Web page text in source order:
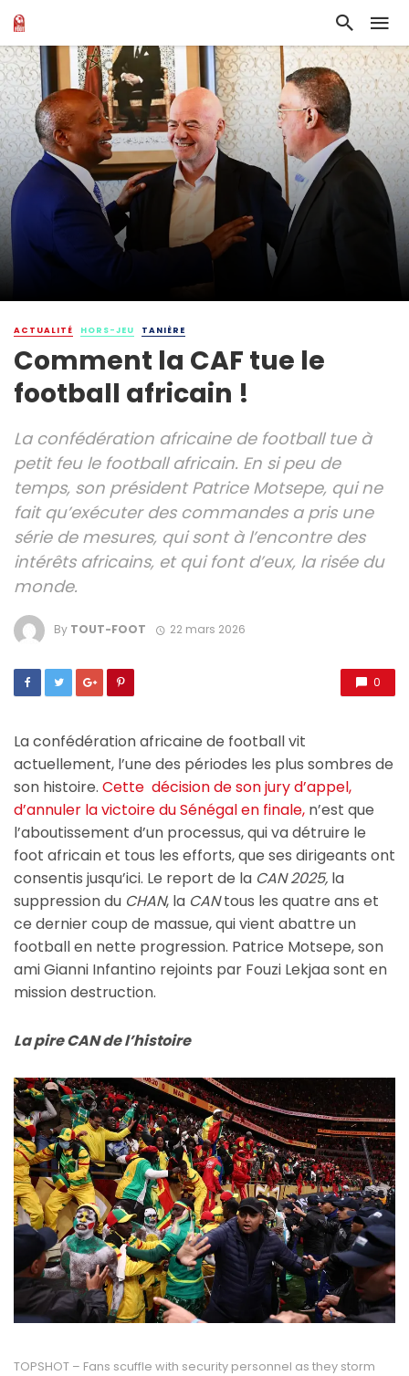
ACTUALITÉ HORS-JEU TANIÈRE
Comment la CAF tue le
football africain !
La confédération africaine de football tue à
petit feu le football africain. En si peu de
temps, son président Patrice Motsepe, qui ne
fait qu’exécuter des commandes a pris une
série de mesures, qui sont à l’encontre des
intérêts africains, et qui font d’eux, la risée du
monde.
By TOUT-FOOT 22 mars 2026
0
La confédération africaine de football vit
actuellement, l’une des périodes les plus sombres de
son histoire. Cette décision de son jury d’appel,
d’annuler la victoire du Sénégal en finale, n’est que
l’aboutissement d’un processus, qui va détruire le
foot africain et tous les efforts, que ses dirigeants ont
consentis jusqu’ici. Le report de la CAN 2025, la
suppression du CHAN, la CANtous les quatre ans et
ce dernier coup de massue, qui vient abattre un
football en nette progression. Patrice Motsepe, son
ami Gianni Infantino rejoints par Fouzi Lekjaa sont en
mission destruction.
La pire CAN de l’histoire
TOPSHOT – Fans scuffle with security personnel as they storm